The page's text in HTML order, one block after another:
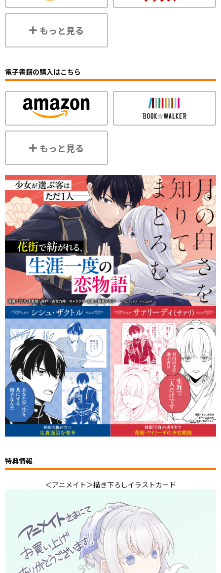
もっと見る
電子書籍の購入はこちら
もっと見る
特典情報
＜アニメイト＞描き下ろしイラストカード